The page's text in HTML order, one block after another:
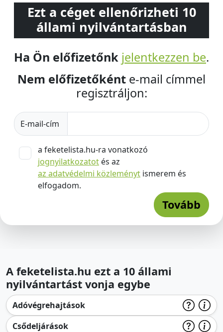
Ezt a céget ellenőrizheti 10
állami nyilvántartásban
Ha Ön előfizetőnk jelentkezzen be.
Nem előfizetőként e-mail címmel
regisztráljon:
E-mail-cím
a feketelista.hu-ra vonatkozó
jognyilatkozatot és az
az adatvédelmi közleményt ismerem és
elfogadom.
Tovább
A feketelista.hu ezt a 10 állami
nyilvántartást vonja egybe
Adóvégrehajtások
Csődeljárások